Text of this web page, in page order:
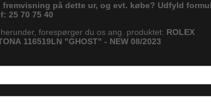
fremvisning på dette ur, og evt. købe? Udfyld
25 70 75 40
forespørger du os ang. produktet: ROLEX
116519LN "GHOST" - NEW 08/2023